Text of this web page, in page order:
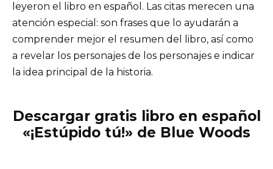
leyeron el libro en español. Las citas merecen una
atención especial: son frases que lo ayudarán a
comprender mejor el resumen del libro, así como
a revelar los personajes de los personajes e indicar
la idea principal de la historia.
Descargar gratis libro en español
«¡Estúpido tú!» de Blue Woods